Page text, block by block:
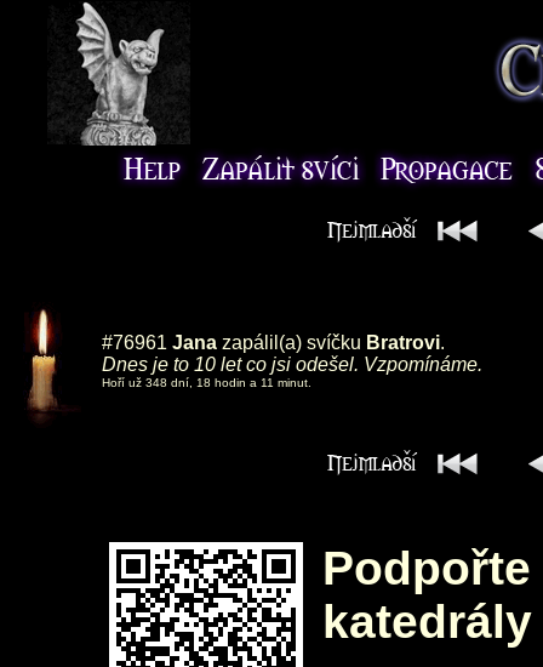
#76961 Jana zapálil(a) svíčku Bratrovi.
Dnes je to 10 let co jsi odešel. Vzpomínáme.
Hoří už 348 dní, 18 hodin a 11 minut.
katedrály